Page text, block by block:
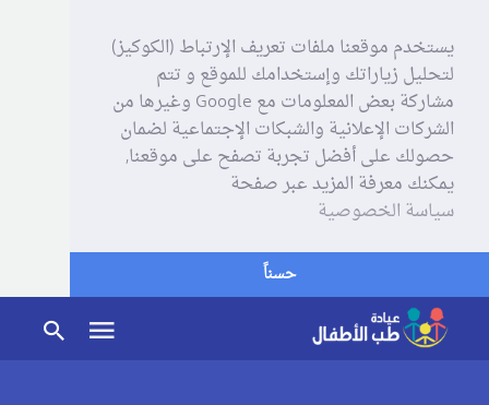
يستخدم موقعنا ملفات تعريف الإرتباط (الكوكيز)
لتحليل زياراتك وإستخدامك للموقع و تتم
مشاركة بعض المعلومات مع Google وغيرها من
الشركات الإعلانية والشبكات الإجتماعية لضمان
حصولك على أفضل تجربة تصفح على موقعنا,
يمكنك معرفة المزيد عبر صفحة
سياسة الخصوصية
حسناً